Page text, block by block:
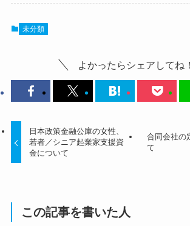
未分類
よかったらシェアしてね！
日本政策金融公庫の女性、
若者／シニア起業家支援資
金について
合同会社の
て
この記事を書いた人